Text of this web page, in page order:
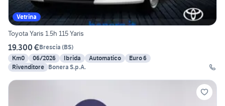
Vetrina
Toyota Yaris 1.5h 115 Yaris
19.300 €Brescia (BS)
Km0
06/2026 Ibrida Automatico
Euro 6
Rivenditore Bonera S.p.A.